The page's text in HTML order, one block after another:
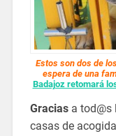
Estos son dos de
espera de una
Badajoz retomará
Graciasa tod@s
casas de